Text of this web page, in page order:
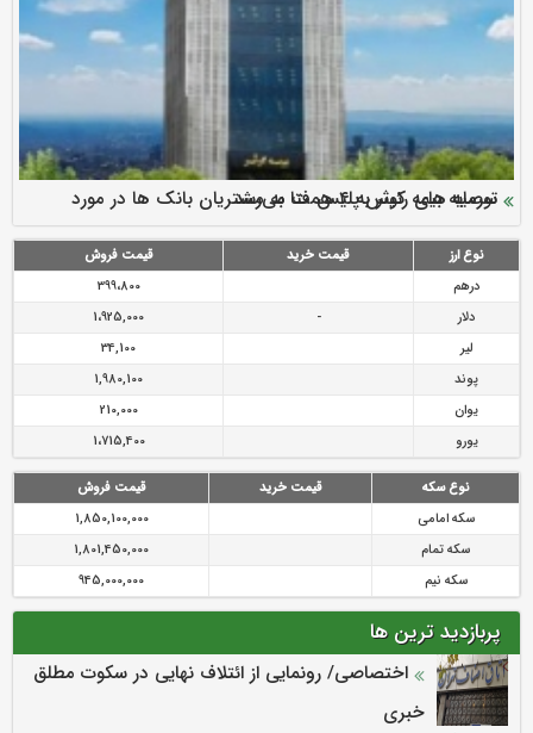
ارزش سهام عدالت بالا رفت
سرمایه بیمه کوثر به ۴ همت می‌رسد
نود ثانیه با فولاد سنگان
تقدیر دبیرکل سندیکای بیمه گران ایران از اقدامات مدیرعامل بیمه
رازی
توصیه های رئیس پلیس فتا به مشتریان بانک ها در مورد
پیشگیری از سرقت های مجازی
نوع ارز قیمت خرید
قیمت فروش
درهم
399،800
دلار
-
1،925,000
لیر
34,100
پوند
1,980,100
یوان
210,000
یورو
1،715,400
نوع سکه قیمت خرید
قیمت فروش
سکه امامی
1,850,100,000
سکه تمام
1,801,450,000
سکه نیم
945,000,000
پربازدید ترین ها
اختصاصی/ رونمایی از ائتلاف‌ نهایی در سکوت مطلق
خبری